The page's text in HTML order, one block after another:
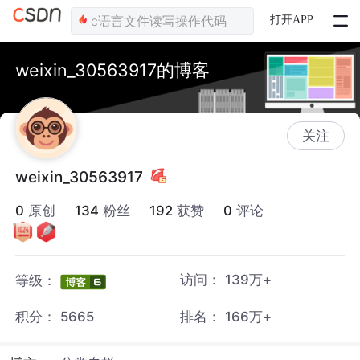
打开APP
weixin_30563917的博客
关注
weixin_30563917
0 原创 134 粉丝 192 获赞 0 评论
等级： 访问： 139万+
积分： 5665 排名： 166万+